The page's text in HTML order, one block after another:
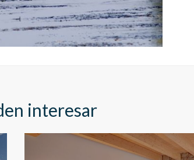
interesar
son utilizadas para almacenar información
personales del usuario a través de la
de navegación. Gracias a ellas, podemos conocer
web y mostrar publicidad relacionada con el